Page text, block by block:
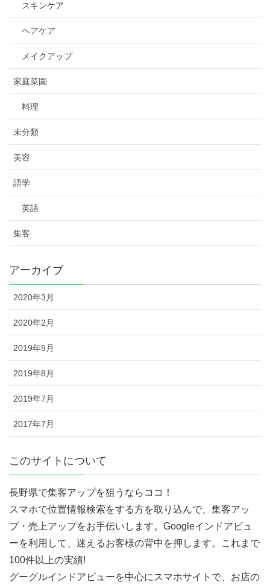
スキンケア
ヘアケア
メイクアップ
家庭菜園
料理
未分類
美容
語学
英語
集客
アーカイブ
2020年3月
2020年2月
2019年9月
2019年8月
2019年7月
2017年7月
このサイトについて
長野県で集客アップを狙うならココ！
スマホで位置情報検索をする方を取り込んで、集客アッ
プ・売上アップをお手伝いします。Googleインドアビュ
ーを利用して、迷えるお客様の背中を押します。これまで
100件以上の実績!
グーグルインドアビューを中心にスマホサイトで、お店の